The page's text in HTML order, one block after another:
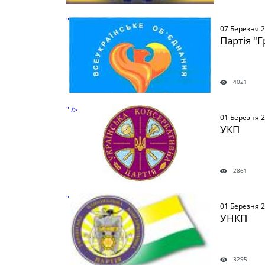
" />
07 Березня
Партія
4021
" />
01 Березня
УКП
2861
" />
01 Березня
УНКП
3295